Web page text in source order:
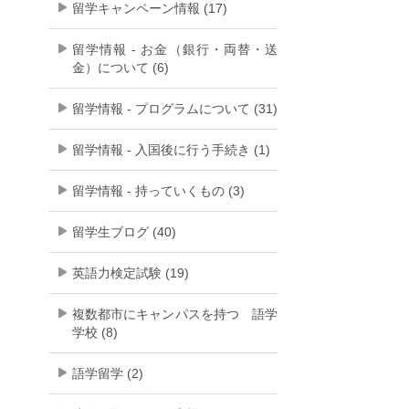
留学キャンペーン情報 (17)
留学情報 - お金（銀行・両替・送
金）について (6)
留学情報 - プログラムについて (31)
留学情報 - 入国後に行う手続き (1)
留学情報 - 持っていくもの (3)
留学生ブログ (40)
英語力検定試験 (19)
複数都市にキャンパスを持つ 語学
学校 (8)
語学留学 (2)